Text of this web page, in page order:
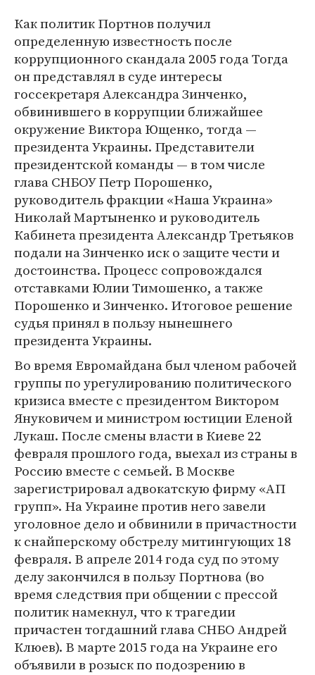
Как политик Портнов получил
определенную известность после
коррупционного скандала 2005 года Тогда
он представлял в суде интересы
госсекретаря Александра Зинченко,
обвинившего в коррупции ближайшее
окружение Виктора Ющенко, тогда —
президента Украины. Представители
президентской команды — в том числе
глава СНБОУ Петр Порошенко,
руководитель фракции «Наша Украина»
Николай Мартыненко и руководитель
Кабинета президента Александр Третьяков
подали на Зинченко иск о защите чести и
достоинства. Процесс сопровождался
отставками Юлии Тимошенко, а также
Порошенко и Зинченко. Итоговое решение
судья принял в пользу нынешнего
президента Украины.
Во время Евромайдана был членом рабочей
группы по урегулированию политического
кризиса вместе с президентом Виктором
Януковичем и министром юстиции Еленой
Лукаш. После смены власти в Киеве 22
февраля прошлого года, выехал из страны в
Россию вместе с семьей. В Москве
зарегистрировал адвокатскую фирму «АП
групп». На Украине против него завели
уголовное дело и обвинили в причастности
к снайперскому обстрелу митингующих 18
февраля. В апреле 2014 года суд по этому
делу закончился в пользу Портнова (во
время следствия при общении с прессой
политик намекнул, что к трагедии
причастен тогдашний глава СНБО Андрей
Клюев). В марте 2015 года на Украине его
объявили в розыск по подозрению в